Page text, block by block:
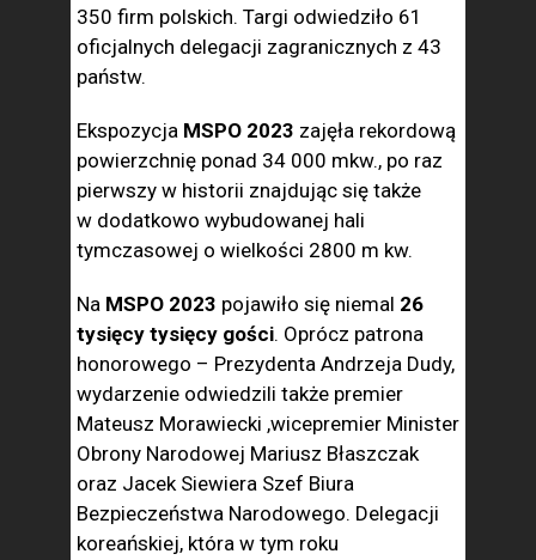
350 firm polskich. Targi odwiedziło 61
oficjalnych delegacji zagranicznych z 43
państw.
Ekspozycja MSPO 2023 zajęła rekordową
powierzchnię ponad 34 000 mkw., po raz
pierwszy w historii znajdując się także
w dodatkowo wybudowanej hali
tymczasowej o wielkości 2800 m kw.
Na MSPO 2023 pojawiło się niemal 26
tysięcy tysięcy gości. Oprócz patrona
honorowego – Prezydenta Andrzeja Dudy,
wydarzenie odwiedzili także premier
Mateusz Morawiecki ,wicepremier Minister
Obrony Narodowej Mariusz Błaszczak
oraz Jacek Siewiera Szef Biura
Bezpieczeństwa Narodowego. Delegacji
koreańskiej, która w tym roku